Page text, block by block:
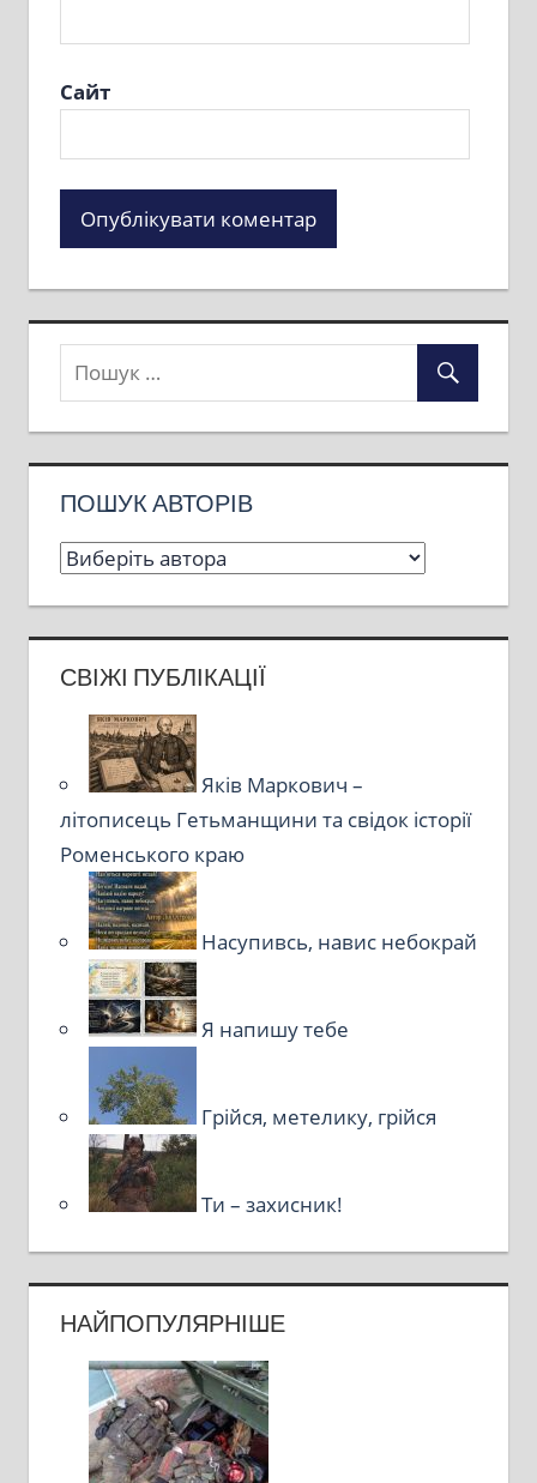
Сайт
ПОШУК АВТОРІВ
СВІЖІ ПУБЛІКАЦІЇ
Яків Маркович –
літописець Гетьманщини та свідок історії
Роменського краю
Насупивсь, навис небокрай
Я напишу тебе
Грійся, метелику, грійся
Ти – захисник!
НАЙПОПУЛЯРНІШЕ